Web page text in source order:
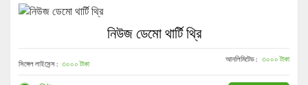
নিউজ ডেমো থার্টি থ্রি
সিঙ্গেল লাইসেন্স : ৩০০০ টাকা আনলিমিটেড : ৩০০০ টাকা